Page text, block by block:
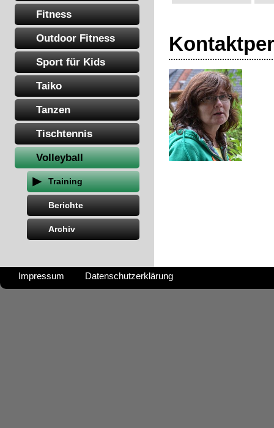
Fitness
Outdoor Fitness
Sport für Kids
Taiko
Tanzen
Tischtennis
Volleyball
Training
Berichte
Archiv
Impressum Datenschutzerklärung